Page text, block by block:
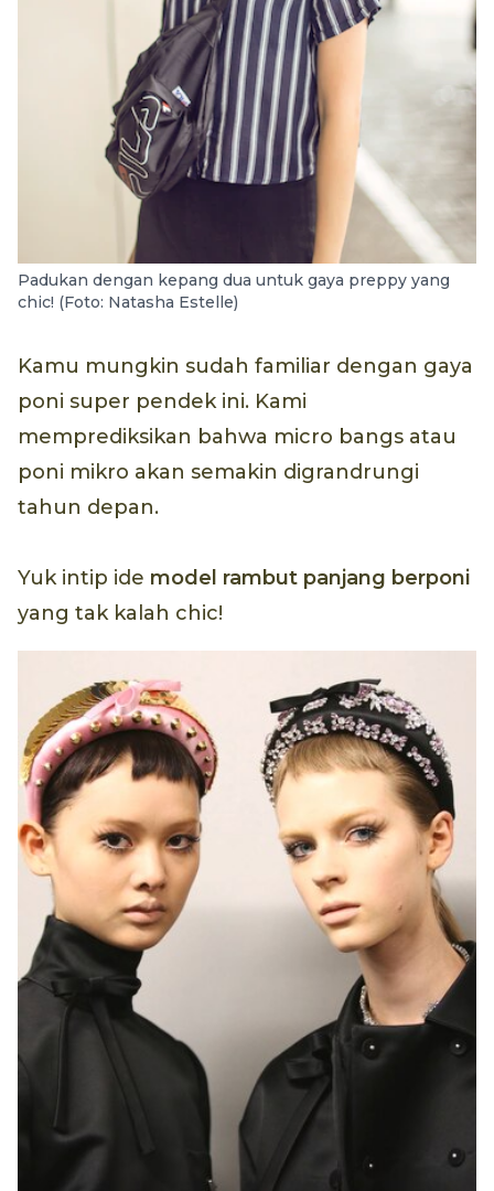
Padukan dengan kepang dua untuk gaya preppy yang
chic! (Foto: Natasha Estelle)
Kamu mungkin sudah familiar dengan gaya
poni super pendek ini. Kami
memprediksikan bahwa micro bangs atau
poni mikro akan semakin digrandrungi
tahun depan.
Yuk intip ide model rambut panjang berponi
yang tak kalah chic!